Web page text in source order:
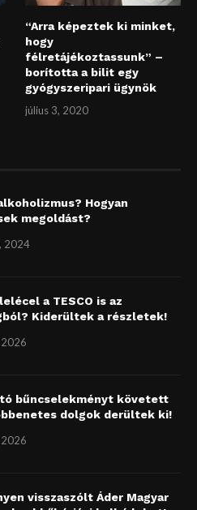
“Arra képeztek ki minket,
hogy
félretájékoztassunk” –
borította a bilit egy
gyógyszeripari ügynök
július 3, 2020
Hogyan
megoldást?
2024
a TESCO is az
Kiderültek a részletek!
2026
bűncselekményt követett
dolgok derültek ki!
2026
visszaszólt Áder Magyar